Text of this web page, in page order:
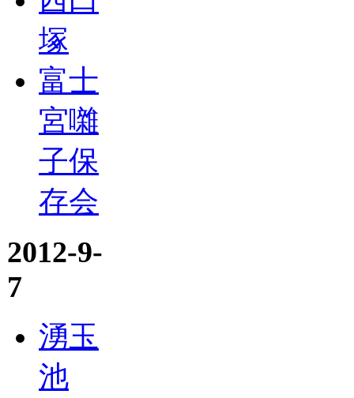
塚
富士
宮囃
子保
存会
2012-9-
7
湧玉
池